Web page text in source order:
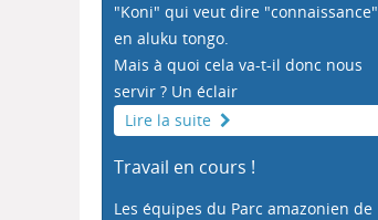
"Koni" qui veut dire "connaissance"
en aluku tongo.
Mais à quoi cela va-t-il donc nous
servir ? Un éclair
Lire la suite
Travail en cours !
Les équipes du Parc amazonien de